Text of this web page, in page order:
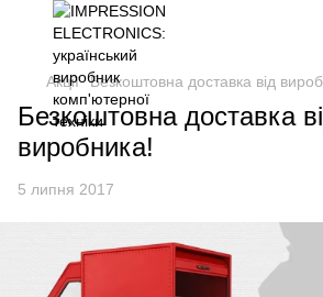
Акції Безкоштовна доставка від
Безкоштовна доставка
виробника!
5 липня 2017